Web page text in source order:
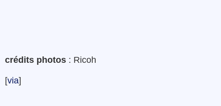
crédits photos : Ricoh
[via]